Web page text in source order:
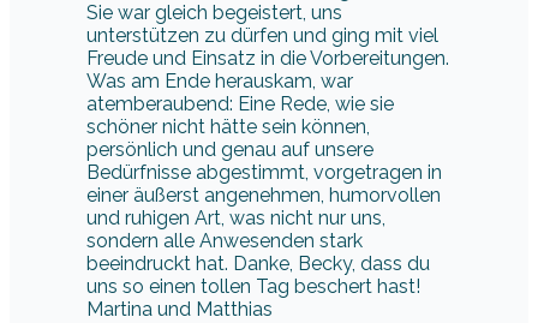
Sie war gleich begeistert, uns
unterstützen zu dürfen und ging mit viel
Freude und Einsatz in die Vorbereitungen.
Was am Ende herauskam, war
atemberaubend: Eine Rede, wie sie
schöner nicht hätte sein können,
persönlich und genau auf unsere
Bedürfnisse abgestimmt, vorgetragen in
einer äußerst angenehmen, humorvollen
und ruhigen Art, was nicht nur uns,
sondern alle Anwesenden stark
beeindruckt hat. Danke, Becky, dass du
uns so einen tollen Tag beschert hast!
Martina und Matthias